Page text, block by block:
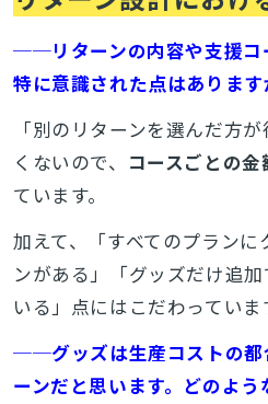
──リターンの内容や支援コ
特に意識された点はあります
「別のリターンを選んだ方
くないので、 コースごとの
ています。
加えて、「すべてのプラン
ンがある」「グッズだけ追
いる」点にはこだわっていま
──グッズは生産コストの都
ーンだと思います。どのよ